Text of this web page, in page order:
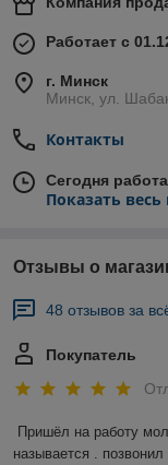
Работает с
г. Минск
Минск, ул.
Контакты
Сегодня
Показать
Отзывы о
48 отзывов за
Покупатель
Пришёл на работу
называется .